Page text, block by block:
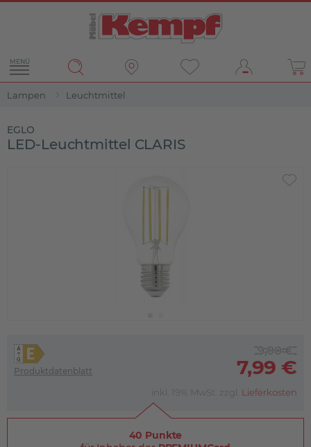
MENÜ
Lampen Leuchtmittel
EGLO
LED-Leuchtmittel CLARIS
Produktdatenblatt 7,99 €
inkl. 19% MwSt. zzgl. Lieferkosten
40 Punkte